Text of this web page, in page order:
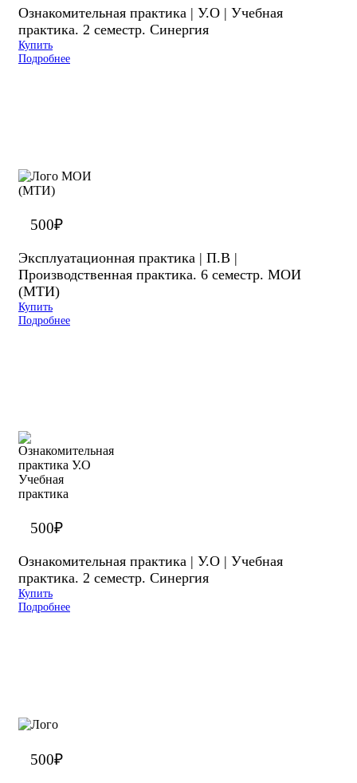
Ознакомительная практика | У.О | Учебная
практика. 2 семестр. Синергия
Купить
Подробнее
500₽
Эксплуатационная практика | П.В |
Производственная практика. 6 семестр. МОИ
(МТИ)
Купить
Подробнее
500₽
Ознакомительная практика | У.О | Учебная
практика. 2 семестр. Синергия
Купить
Подробнее
500₽